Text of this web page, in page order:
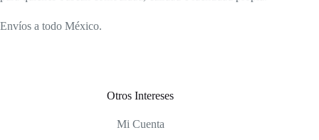
Envíos a todo México.
Otros Intereses
Mi Cuenta